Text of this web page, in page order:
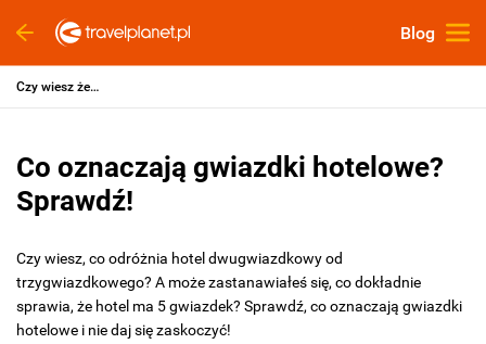
Blog
Czy wiesz że…
Co oznaczają gwiazdki hotelowe?
Sprawdź!
Czy wiesz, co odróżnia hotel dwugwiazdkowy od
trzygwiazdkowego? A może zastanawiałeś się, co dokładnie
sprawia, że hotel ma 5 gwiazdek? Sprawdź, co oznaczają gwiazdki
hotelowe i nie daj się zaskoczyć!